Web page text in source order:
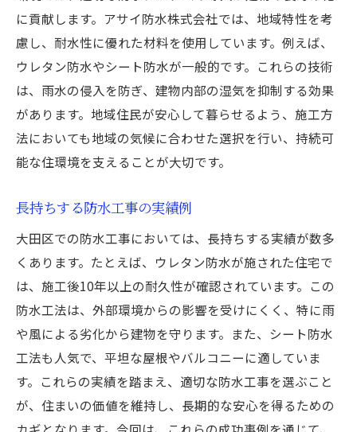
に貢献します。アサイ防水株式会社では、地域特性を考
慮し、耐水性に優れた材料を使用しています。例えば、
ウレタン防水やシート防水が一般的です。これらの技術
は、雨水の侵入を防ぎ、建物内部の湿気を抑制する効果
があります。地域住民が安心して暮らせるよう、施工方
法においても地域の気候に合わせた選択を行い、持続可
能な住環境を支えることが大切です。
長持ちする防水工事の実績例
大田区での防水工事においては、長持ちする実績が数多
くあります。たとえば、ウレタン防水が施された住宅で
は、施工後10年以上の耐久性が確認されています。この
防水工法は、外部環境からの影響を受けにくく、特に雨
や風による劣化から建物を守ります。また、シート防水
工法も人気で、平坦な屋根やバルコニーに適していま
す。これらの実績を踏まえ、適切な防水工事を選ぶこと
が、住まいの価値を維持し、長期的な安心を得るための